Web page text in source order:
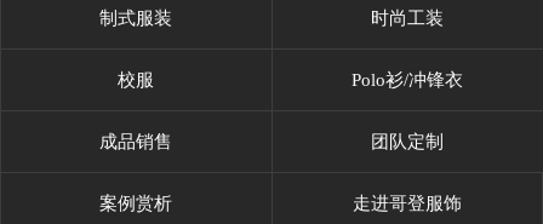
制式服装 时尚工装
校服 Polo衫/冲锋衣
成品销售 团队定制
案例赏析 走进哥登服饰